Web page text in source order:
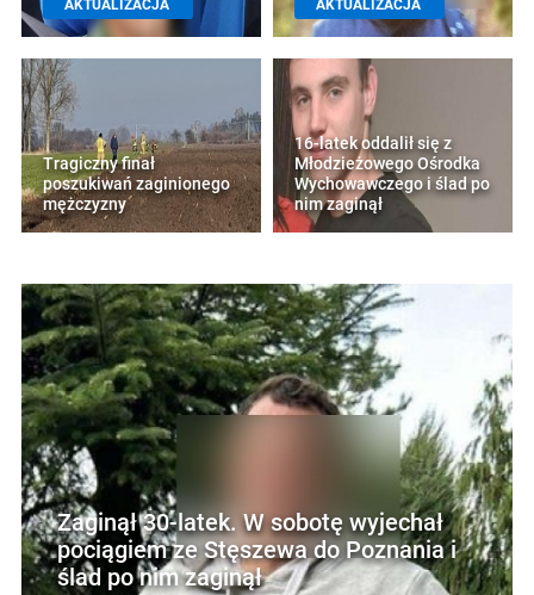
AKTUALIZACJA AKTUALIZACJA
Tragiczny finał
poszukiwań zaginionego
mężczyzny
16-latek oddalił się z
Młodzieżowego Ośrodka
Wychowawczego i ślad po
nim zaginął
Zaginął 30-latek. W sobotę wyjechał
pociągiem ze Stęszewa do Poznania i
ślad po nim zaginął